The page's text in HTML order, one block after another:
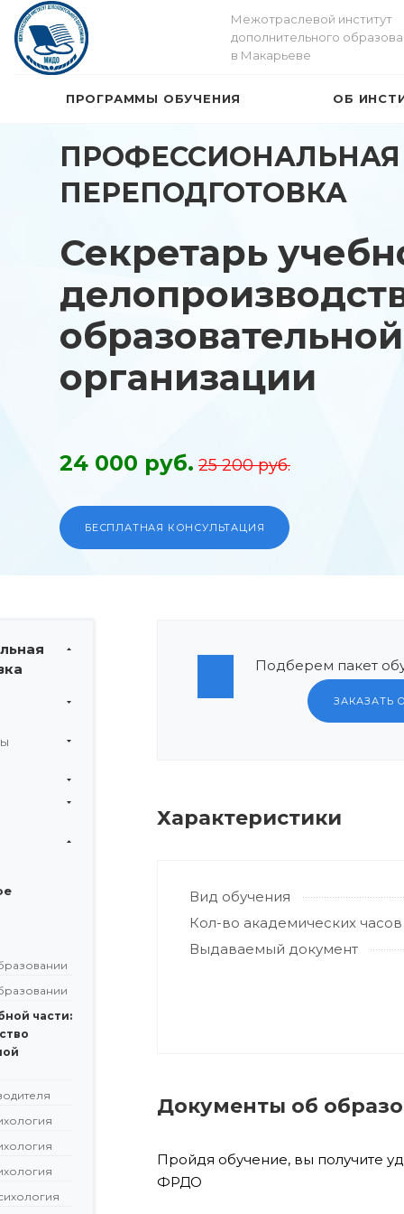
Межотраслевой институт
дополнительного
в Макарьеве
ПРОГРАММЫ ОБУЧЕНИЯ ОБ
ПРОФЕССИОНАЛЬНАЯ
ПЕРЕПОДГОТОВКА
Секретарь
образовательной
организации
24 000 руб. 25 200 руб.
БЕСПЛАТНАЯ КОНСУЛЬТАЦИЯ
части:
Подберем пакет
ЗАКАЗАТЬ
Характеристики
Вид обучения
Кол-во академических часов
Выдаваемый документ
Документы об
Пройдя обучение, вы получите
ФРДО